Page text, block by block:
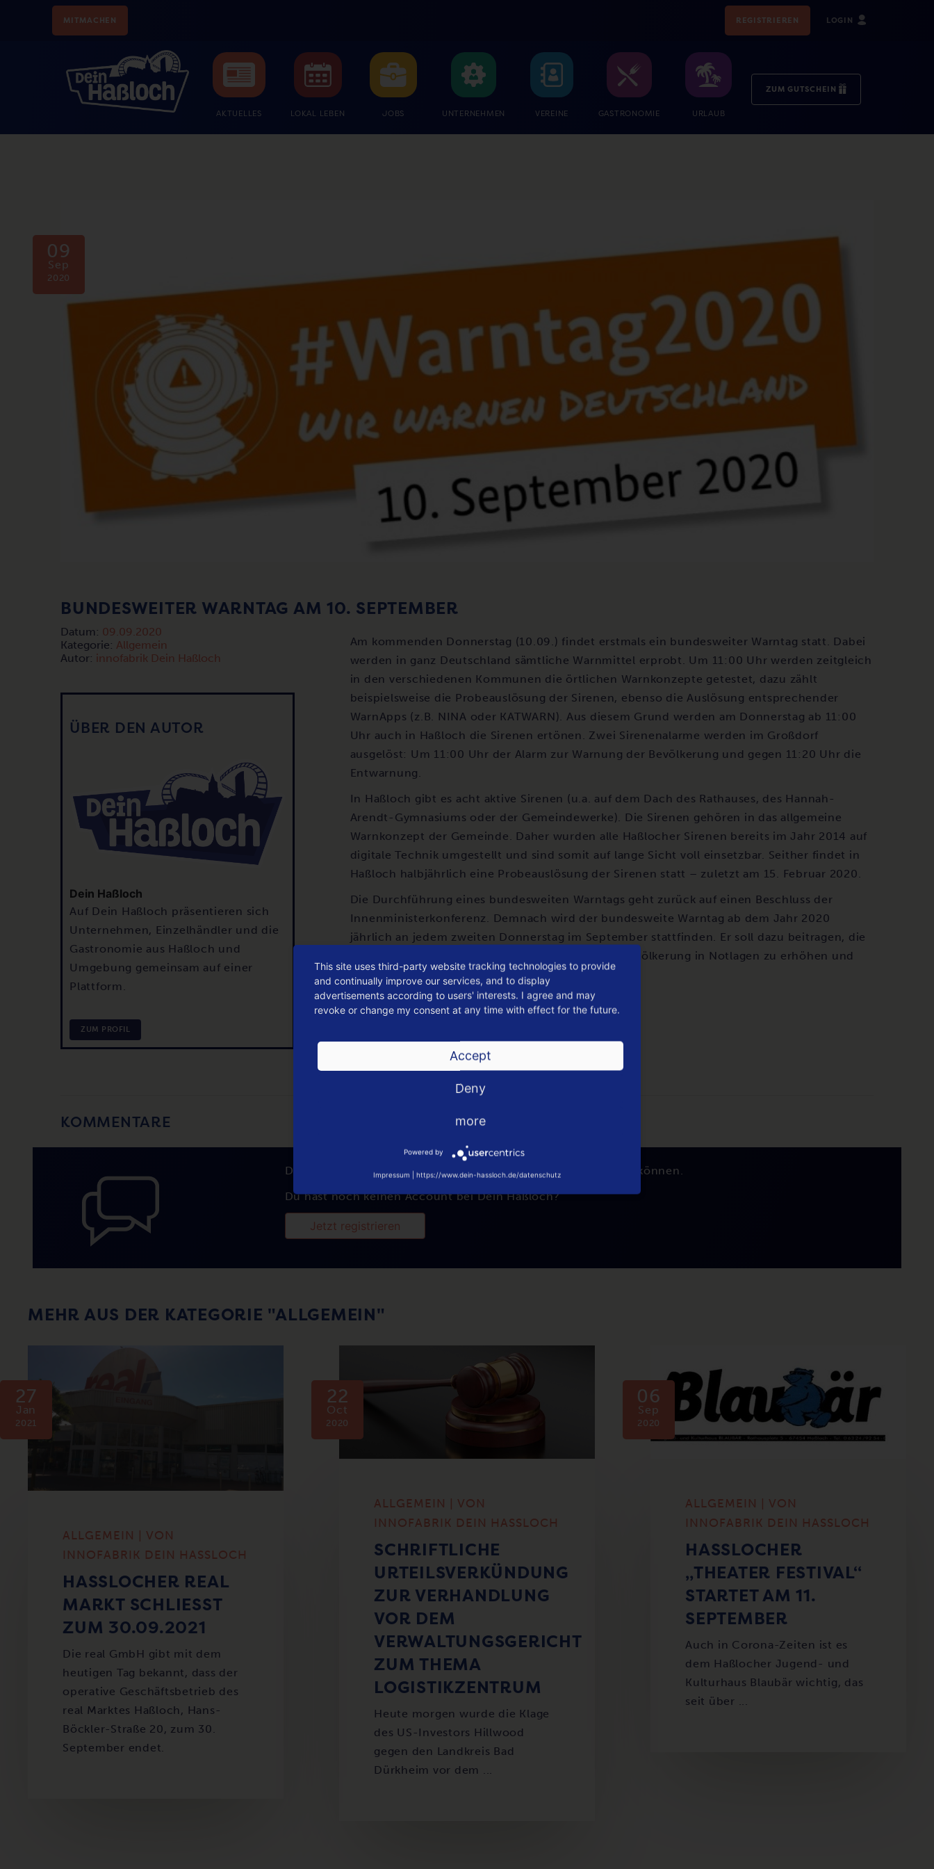
MITMACHEN REGISTRIEREN LOGIN
AKTUELLES LOKAL LEBEN JOBS UNTERNEHMEN VEREINE GASTRONOMIE URLAUB
ZUM GUTSCHEIN
09
Sep
2020
BUNDESWEITER WARNTAG AM 10. SEPTEMBER
Datum: 09.09.2020
Kategorie: Allgemein
Autor: innofabrik Dein Haßloch
ÜBER DEN AUTOR
Dein Haßloch
Auf Dein Haßloch präsentieren sich
Unternehmen, Einzelhändler und die
Gastronomie aus Haßloch und
Umgebung gemeinsam auf einer
Plattform.
ZUM PROFIL
Am kommenden Donnerstag (10.09.) findet erstmals ein bundesweiter Warntag statt. Dabei
werden in ganz Deutschland sämtliche Warnmittel erprobt. Um 11:00 Uhr werden zeitgleich
in den verschiedenen Kommunen die örtlichen Warnkonzepte getestet, dazu zählt
beispielsweise die Probeauslösung der Sirenen, ebenso die Auslösung entsprechender
WarnApps (z.B. NINA oder KATWARN). Aus diesem Grund werden am Donnerstag ab 11:00
Uhr auch in Haßloch die Sirenen ertönen. Zwei Sirenenalarme werden im Großdorf
ausgelöst: Um 11:00 Uhr der Alarm zur Warnung der Bevölkerung und gegen 11:20 Uhr die
Entwarnung.
In Haßloch gibt es acht aktive Sirenen (u.a. auf dem Dach des Rathauses, des Hannah-
Arendt-Gymnasiums oder der Gemeindewerke). Die Sirenen gehören in das allgemeine
Warnkonzept der Gemeinde. Daher wurden alle Haßlocher Sirenen bereits im Jahr 2014 auf
digitale Technik umgestellt und sind somit auf lange Sicht voll einsetzbar. Seither findet in
Haßloch halbjährlich eine Probeauslösung der Sirenen statt – zuletzt am 15. Februar 2020.
Die Durchführung eines bundesweiten Warntags geht zurück auf einen Beschluss der
Innenministerkonferenz. Demnach wird der bundesweite Warntag ab dem Jahr 2020
jährlich an jedem zweiten Donnerstag im September stattfinden. Er soll dazu beitragen, die
Akzeptanz und das Wissen um die Warnung der Bevölkerung in Notlagen zu erhöhen und
damit deren Selbstschutzfertigkeiten zu stärken.
Quelle: 2 Haßloch
KOMMENTARE
Du musst eingeloggtsein, um einen Kommentar schreiben zu können.
Du hast noch keinen Account bei Dein Haßloch?
Jetzt registrieren
MEHR AUS DER KATEGORIE "ALLGEMEIN"
27
Jan
2021
ALLGEMEIN | VON
INNOFABRIK DEIN HASSLOCH
HASSLOCHER REAL M
ARKT SCHLIESST ZU
M 30.09.2021
Die real GmbH gibt mit dem
heutigen Tag bekannt, dass der
operative Geschäftsbetrieb des
real Marktes Haßloch, Hans-
Böckler-Straße 20, zum 30.
September endet.
22
Oct
2020
ALLGEMEIN | VON
INNOFABRIK DEIN HASSLOCH
SCHRIFTLICHE
URTEILSVERKÜNDUNG
ZUR VERHANDLUNG
VOR DEM
VERWALTUNGSGERICHT
ZUM THEMA
LOGISTIKZENTRUM
Heute morgen wurde die Klage
des US-Investors Hillwood
gegen den Landkreis Bad
Dürkheim vor dem ...
06
Sep
2020
ALLGEMEIN | VON
INNOFABRIK DEIN HASSLOCH
HASSLOCHER „
THEATER FESTIVAL“ S
TARTET AM 11. S
EPTEMBER
Auch in Corona-Zeiten ist es
dem Haßlocher Jugend- und
Kulturhaus Blaubär wichtig, das
seit über ...
This site uses third-party website tracking technologies to provide
and continually improve our services, and to display
advertisements according to users' interests. I agree and may
revoke or change my consent at any time with effect for the future.
Accept
Deny
more
Powered by
Impressum | https://www.dein-hassloch.de/datenschutz